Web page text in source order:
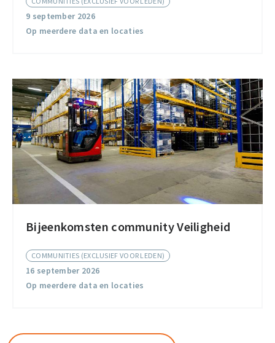
9 september 2026
Op meerdere data en locaties
Community
Bijeenkomsten community Veiligheid
COMMUNITIES (EXCLUSIEF VOOR LEDEN)
16 september 2026
Op meerdere data en locaties
Bijeenkomsten
Veiligheid